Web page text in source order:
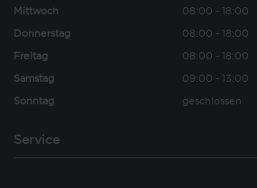
Mittwoch
08:00 - 18:00
Donnerstag
08:00 - 18:00
Freitag
08:00 - 18:00
Samstag
09:00 - 13:00
Sonntag
geschlossen
Service